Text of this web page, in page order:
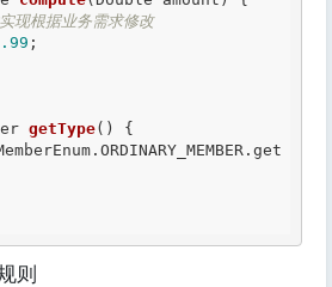
现根据业务需求修改
;
getType() {
则